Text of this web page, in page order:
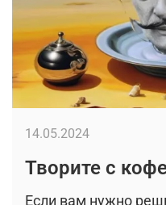
Творите с
Если вам нужно
14.05.2024